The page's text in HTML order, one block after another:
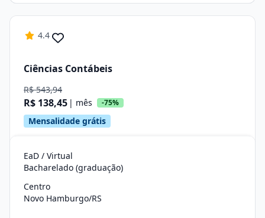
4.4
Ciências Contábeis
R$ 543,94
R$ 138,45 | mês -75%
Mensalidade grátis
EaD / Virtual
Bacharelado (graduação)
Centro
Novo Hamburgo/RS